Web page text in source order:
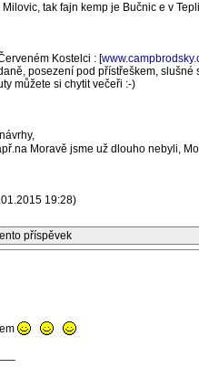
tak fajn kemp je Bučnic e v
Kostelci : [
posezení pod přístřeškem, slušné
můžete si chytit večeři :-)
Moravě jsme už dlouho nebyli,
19:28)
příspěvek